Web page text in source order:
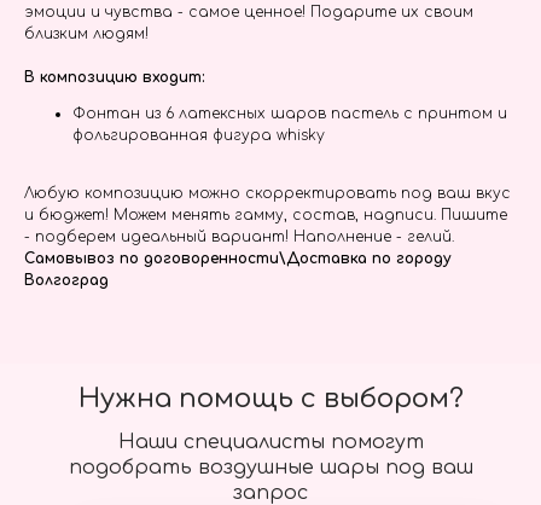
эмоции и чувства - самое ценное! Подарите их своим
близким людям!
В композицию входит:
Фонтан из 6 латексных шаров пастель с принтом и
фольгированная фигура whisky
Любую композицию можно скорректировать под ваш вкус
и бюджет! Можем менять гамму, состав, надписи. Пишите
- подберем идеальный вариант! Наполнение - гелий.
Самовывоз по договоренности\Доставка по городу
Волгоград
Наши специалисты помогут
подобрать воздушные шары под ваш
запрос
Нужна помощь с выбором?